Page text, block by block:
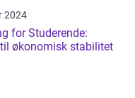
2024
for Studerende:
økonomisk stabilitet